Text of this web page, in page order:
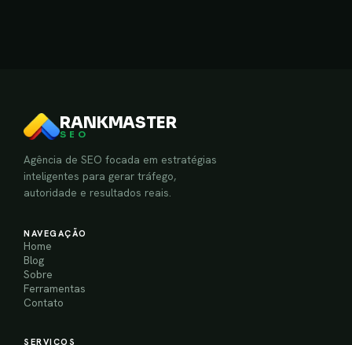
RANKMASTER
SEO
Agência de SEO focada em estratégias
inteligentes para gerar tráfego,
autoridade e resultados reais.
NAVEGAÇÃO
Home
Blog
Sobre
Ferramentas
Contato
SERVIÇOS